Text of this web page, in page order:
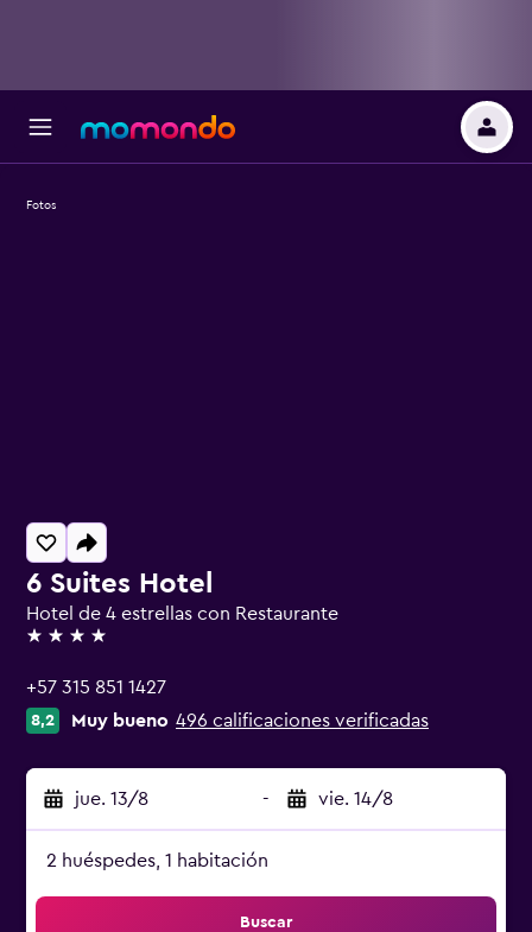
6 Suites Hotel
Hotel de 4 estrellas con Restaurante
4 estrellas
+57 315 851 1427
8,2 Muy bueno 496 calificaciones verificadas
jue. 13/8 - vie. 14/8
2 huéspedes, 1 habitación
Buscar
Fotos